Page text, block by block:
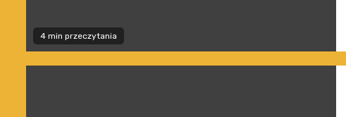
4 min przeczytania